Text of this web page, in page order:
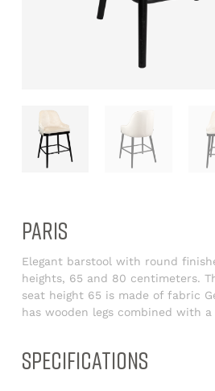
PARIS
Elegant barstool with round
heights, 65 and 80 centimeters.
seat height 65 is made of fabric
has wooden legs combined with
SPECIFICATIONS